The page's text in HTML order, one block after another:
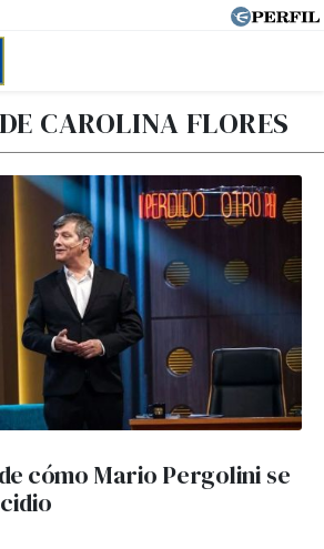
CAROLINA FLORES
cómo Mario Pergolini se